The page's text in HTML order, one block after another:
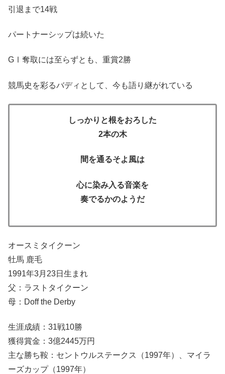
引退まで14戦
パートナーシップは続いた
GⅠ奪取には至らずとも、重賞2勝
競馬史を彩るバディとして、今も語り継がれている
しっかりと根をおろした
2本の木
間を通るそよ風は
心に染み入る音楽を
奏でるかのようだ
オースミタイクーン
牡馬 鹿毛
1991年3月23日生まれ
父：ラストタイクーン
母：Doff the Derby
生涯成績：31戦10勝
獲得賞金：3億2445万円
主な勝ち鞍：セントウルステークス（1997年）、マイラ
ーズカップ（1997年）